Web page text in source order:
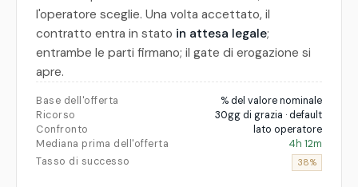
l'operatore sceglie. Una volta accettato, il
contratto entra in stato in attesa legale;
entrambe le parti firmano; il gate di erogazione si
apre.
Base dell'offerta
% del valore nominale
Ricorso
30gg di grazia · default
Confronto
lato operatore
Mediana prima dell'offerta
4h 12m
Tasso di successo
38%